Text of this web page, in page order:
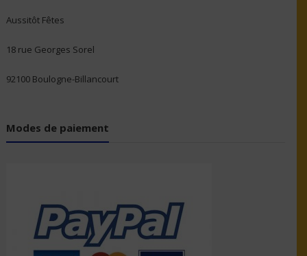
Aussitôt Fêtes
18 rue Georges Sorel
92100 Boulogne-Billancourt
Modes de paiement